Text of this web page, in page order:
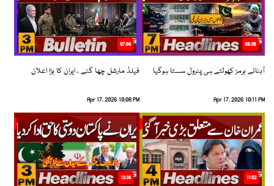
08:36
آبنائے ہرمز کھولتے ہی پٹرول سستا ہوگیا
Apr 17, 2026 10:11 PM
07:04
فیلڈ مارشل چھا گئے ، ایران کا بڑا اعلان
Apr 17, 2026 10:08 PM
11:52
13:34